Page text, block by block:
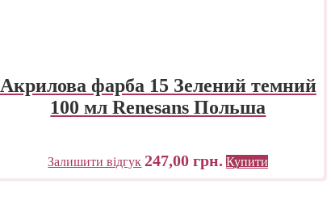
Акрилова фарба 15 Зелений темний
100 мл Renesans Польша
Залишити відгук 247,00грн. Купити